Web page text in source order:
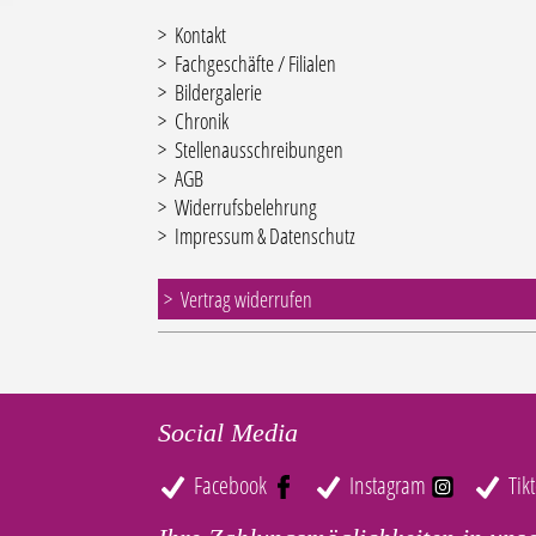
Kontakt
Fachgeschäfte / Filialen
Bildergalerie
Chronik
Stellenausschreibungen
AGB
Widerrufsbelehrung
Impressum & Datenschutz
Vertrag widerrufen
Social Media
Facebook Instagram